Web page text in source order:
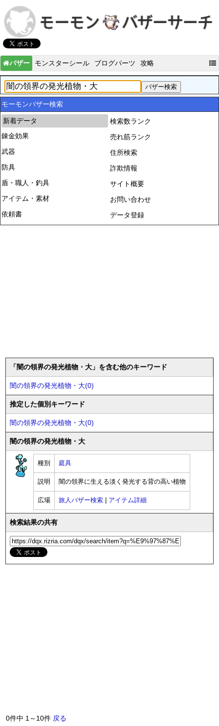
バザー モンスターシール ブログパーツ 攻略
モーモンバザー検索
新着データ
錬金効果
武器
防具
盾・職人・釣具
アイテム・素材
依頼書
検索数ランク
売れ筋ランク
住所検索
詐欺情報
サイト概要
お問い合わせ
データ登録
「闇の領界の発光植物・大」を含む他のキーワード
闇の領界の発光植物・大(0)
推定した個別キーワード
闇の領界の発光植物・大(0)
闇の領界の発光植物・大
種別 庭具
説明 闇の領界に生える淡く発光する背の高い植物
広場 旅人バザー検索 アイテム詳細
検索結果の共有
0件中 1～10件 戻る